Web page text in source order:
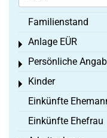
Familienstand
Anlage EÜR
Toggle menu
Persönliche
Toggle menu
Kinder
Toggle menu
Einkünfte
Einkünfte Ehefrau